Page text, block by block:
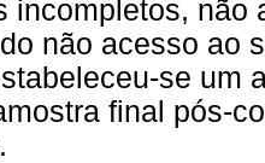
incompletos, não
não acesso ao
se um
final pós-